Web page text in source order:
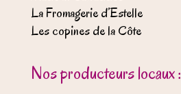
La Fromagerie d’Estelle
Les copines de la Côte
Nos producteurs locaux :